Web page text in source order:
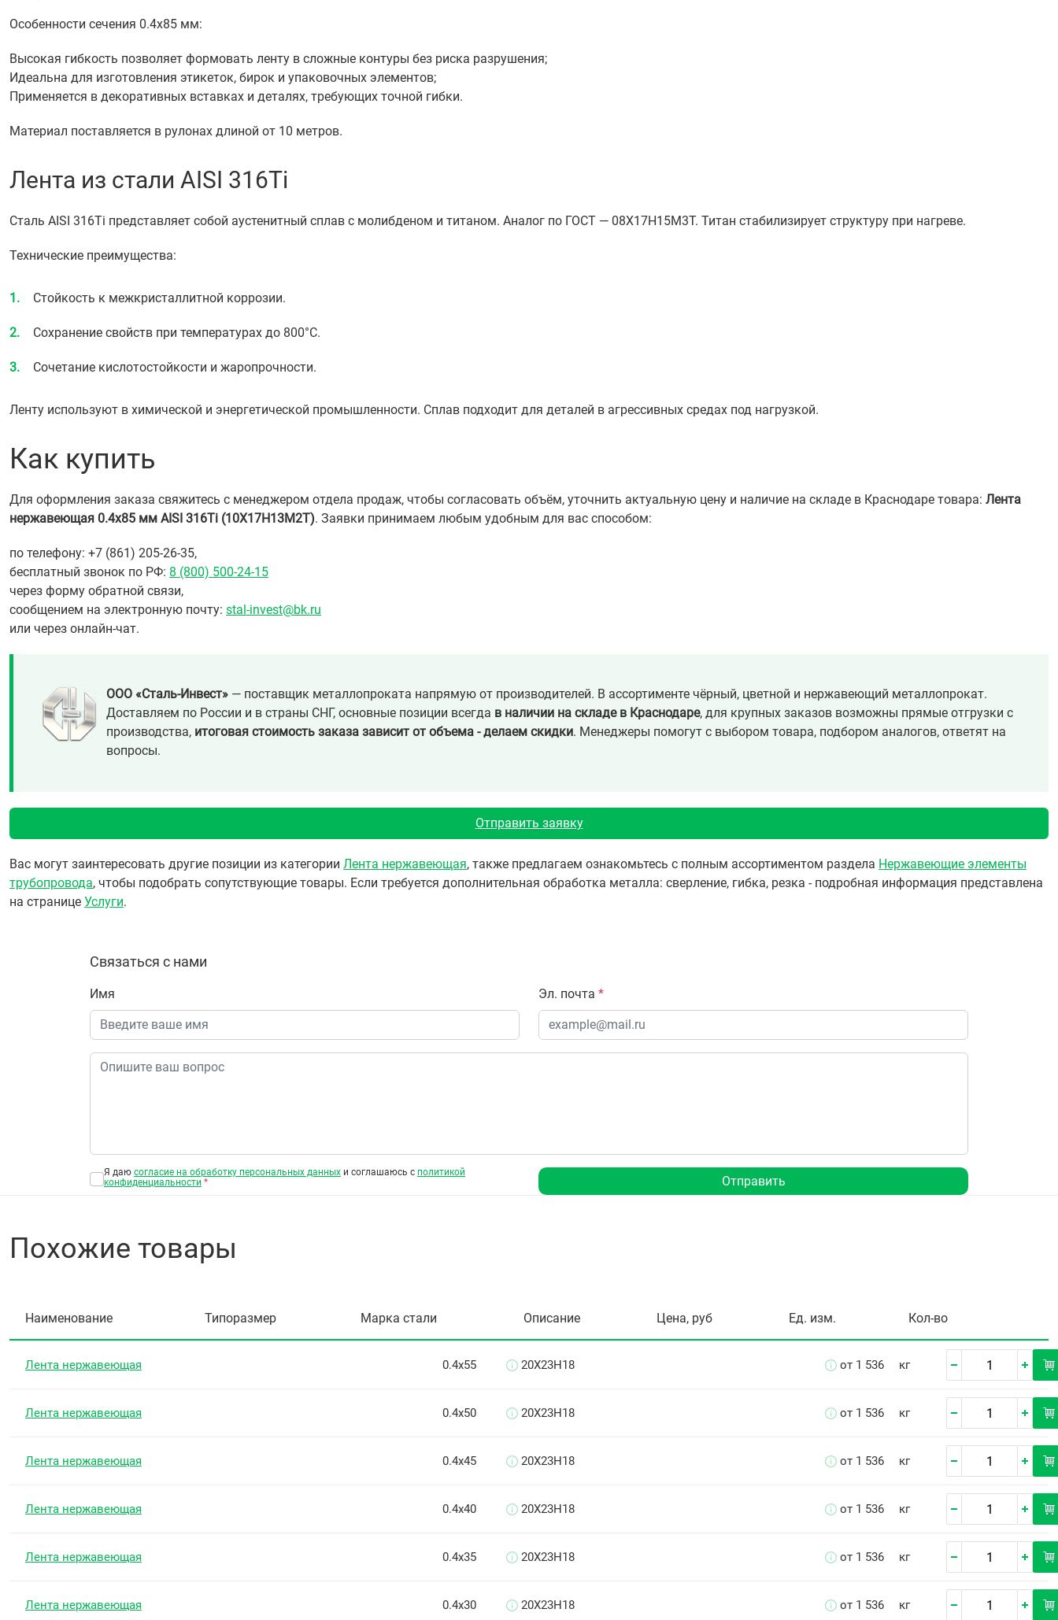
Особенности сечения 0.4х85 мм:
Высокая гибкость позволяет формовать ленту в сложные контуры без риска разрушения;
Идеальна для изготовления этикеток, бирок и упаковочных элементов;
Применяется в декоративных вставках и деталях, требующих точной гибки.
Материал поставляется в рулонах длиной от 10 метров.
Лента из стали AISI 316Ti
Сталь AISI 316Ti представляет собой аустенитный сплав с молибденом и титаном. Аналог по ГОСТ — 08Х17Н15М3Т. Титан стабилизирует структуру при нагреве.
Технические преимущества:
Стойкость к межкристаллитной коррозии.
Сохранение свойств при температурах до 800°С.
Сочетание кислотостойкости и жаропрочности.
Ленту используют в химической и энергетической промышленности. Сплав подходит для деталей в агрессивных средах под нагрузкой.
Как купить
Для оформления заказа свяжитесь с менеджером отдела продаж, чтобы согласовать объём, уточнить актуальную цену и наличие на складе в Краснодаре товара: Лента
нержавеющая 0.4х85 мм AISI 316Ti (10Х17Н13М2Т). Заявки принимаем любым удобным для вас способом:
по телефону: +7 (861) 205-26-35,
бесплатный звонок по РФ: 8 (800) 500-24-15
через форму обратной связи,
сообщением на электронную почту: stal-invest@bk.ru
или через онлайн-чат.
ООО «Сталь-Инвест» — поставщик металлопроката напрямую от производителей. В ассортименте чёрный, цветной и нержавеющий металлопрокат.
Доставляем по России и в страны СНГ, основные позиции всегда в наличии на складе в Краснодаре, для крупных заказов возможны прямые отгрузки с
производства, итоговая стоимость заказа зависит от объема - делаем скидки. Менеджеры помогут с выбором товара, подбором аналогов, ответят на
вопросы.
Отправить заявку
Вас могут заинтересовать другие позиции из категории Лента нержавеющая, также предлагаем ознакомьтесь с полным ассортиментом раздела Нержавеющие элементы
трубопровода, чтобы подобрать сопутствующие товары. Если требуется дополнительная обработка металла: сверление, гибка, резка - подробная информация представлена
на странице Услуги.
Связаться с нами
Имя Эл. почта *
Я даю согласие на обработку персональных данных и соглашаюсь с политикой
конфиденциальности * Отправить
Похожие товары
Наименование Типоразмер Марка стали Описание Цена, руб Ед. изм. Кол-во
Лента нержавеющая 0.4х55 20Х23Н18 от 1 536 кг
Лента нержавеющая 0.4х50 20Х23Н18 от 1 536 кг
Лента нержавеющая 0.4х45 20Х23Н18 от 1 536 кг
Лента нержавеющая 0.4х40 20Х23Н18 от 1 536 кг
Лента нержавеющая 0.4х35 20Х23Н18 от 1 536 кг
Лента нержавеющая 0.4х30 20Х23Н18 от 1 536 кг